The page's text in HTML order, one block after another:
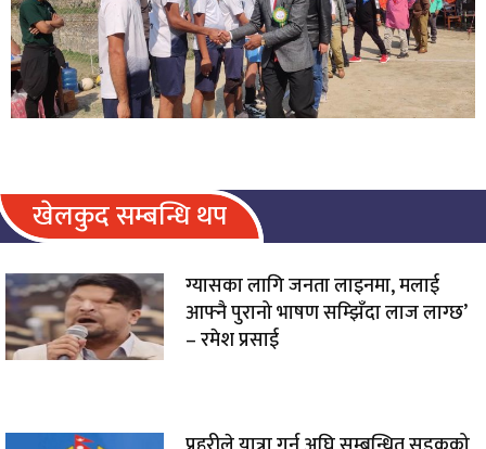
खेलकुद सम्बन्धि थप
ग्यासका लागि जनता लाइनमा, मलाई
आफ्नै पुरानो भाषण सम्झिँदा लाज लाग्छ’
– रमेश प्रसाई